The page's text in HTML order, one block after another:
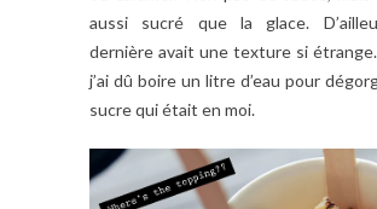
aussi sucré que la glace.
dernière avait une texture si
j’ai dû boire un litre d’eau pour
sucre qui était en moi.